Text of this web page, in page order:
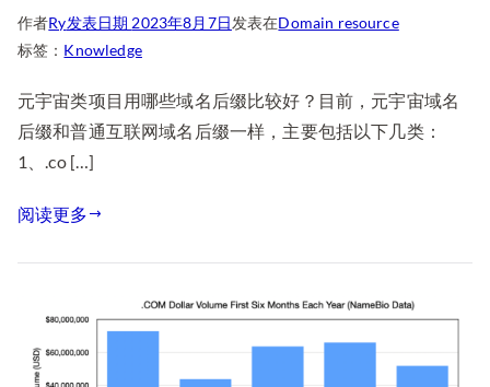
作者Ry发表日期 2023年8月7日发表在Domain resource
标签： Knowledge
元宇宙类项目用哪些域名后缀比较好？目前，元宇宙域名
后缀和普通互联网域名后缀一样，主要包括以下几类：
1、.co […]
阅读更多